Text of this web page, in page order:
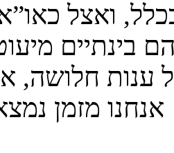
ואצל
בינתיים
ענות חלושה,
מזמן